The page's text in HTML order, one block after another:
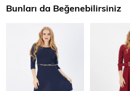
Bunları da Beğenebilirsiniz